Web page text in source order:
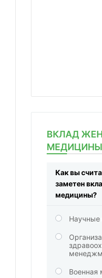
ВКЛАД
МЕДИЦИНЫ
Как вы
заметен
медицины?
Научные
Военная